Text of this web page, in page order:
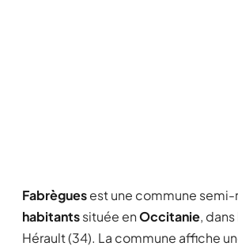
Fabrèguesest une commune semi-
habitantssituée enOccitanie,
Hérault (34). La commune affiche